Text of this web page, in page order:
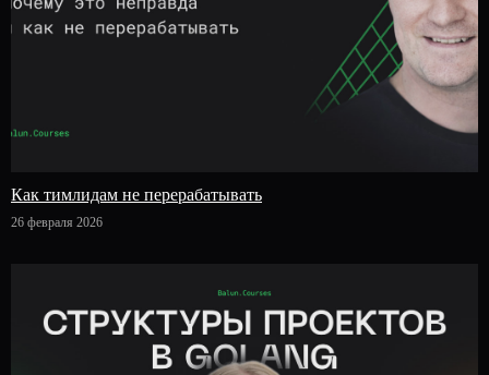
Как тимлидам не перерабатывать
26 февраля 2026